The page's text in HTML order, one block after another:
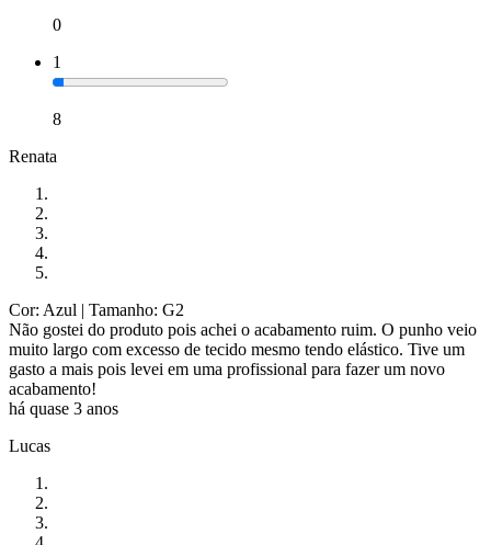
0
1
8
Renata
Cor: Azul | Tamanho: G2
Não gostei do produto pois achei o acabamento ruim. O punho veio
muito largo com excesso de tecido mesmo tendo elástico. Tive um
gasto a mais pois levei em uma profissional para fazer um novo
acabamento!
há quase 3 anos
Lucas